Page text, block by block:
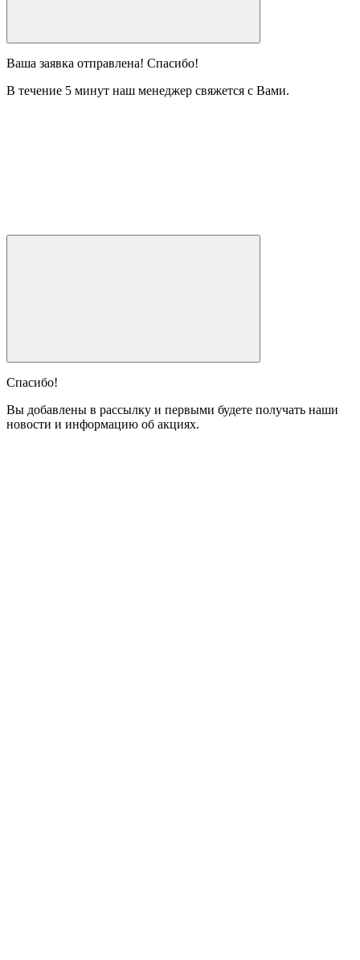
Ваша заявка отправлена! Спасибо!
В течение 5 минут наш менеджер свяжется с Вами.
Спасибо!
Вы добавлены в рассылку и первыми будете получать наши
новости и информацию об акциях.